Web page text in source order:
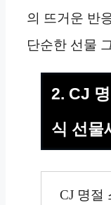
의 뜨거운 반
단순한 선물
2. CJ
식 선물
CJ 명절